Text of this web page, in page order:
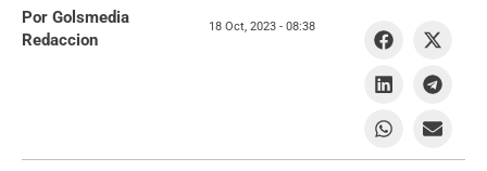
Por Golsmedia
Redaccion
18 Oct, 2023 - 08:38